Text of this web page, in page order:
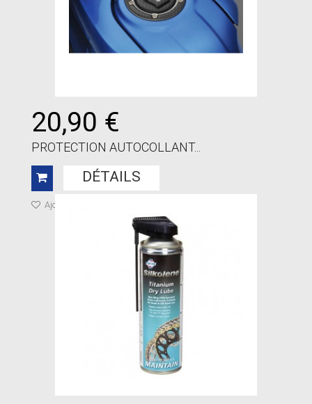
20,90 €
PROTECTION AUTOCOLLANT...
DÉTAILS
Ajouter à ma liste de cadeaux